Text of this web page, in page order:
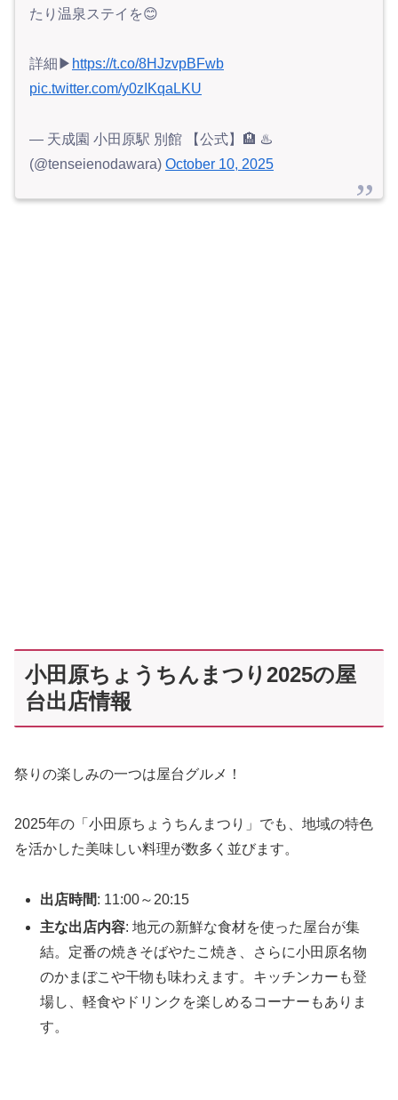
たり温泉ステイを😊
詳細▶︎ https://t.co/8HJzvpBFwb
pic.twitter.com/y0zIKqaLKU
— 天成園 小田原駅 別館 【公式】🏨 ♨️
(@tenseienodawara) October 10, 2025
小田原ちょうちんまつり2025の屋
台出店情報
祭りの楽しみの一つは屋台グルメ！
2025年の「小田原ちょうちんまつり」でも、地域の特色
を活かした美味しい料理が数多く並びます。
出店時間: 11:00～20:15
主な出店内容: 地元の新鮮な食材を使った屋台が集
結。定番の焼きそばやたこ焼き、さらに小田原名物
のかまぼこや干物も味わえます。キッチンカーも登
場し、軽食やドリンクを楽しめるコーナーもありま
す。